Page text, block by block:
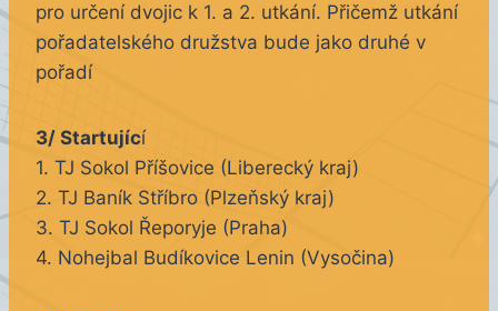
pro určení dvojic k 1. a 2. utkání. Přičemž utkání
pořadatelského družstva bude jako druhé v
pořadí
3/ Startující
1. TJ Sokol Příšovice (Liberecký kraj)
2. TJ Baník Stříbro (Plzeňský kraj)
3. TJ Sokol Řeporyje (Praha)
4. Nohejbal Budíkovice Lenin (Vysočina)